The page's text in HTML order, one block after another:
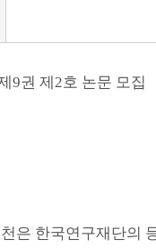
9권 제2호 논문 모집
은 한국연구재단의